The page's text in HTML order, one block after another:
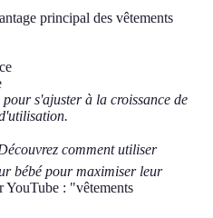
principal des vêtements
s'ajuster à la croissance de
comment utiliser
bébé pour maximiser leur
YouTube : "vêtements